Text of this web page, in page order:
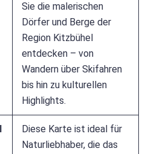
Sie die malerischen
Dörfer und Berge der
Region Kitzbühel
entdecken – von
Wandern über Skifahren
bis hin zu kulturellen
Highlights.
Diese Karte ist ideal für
Naturliebhaber, die das